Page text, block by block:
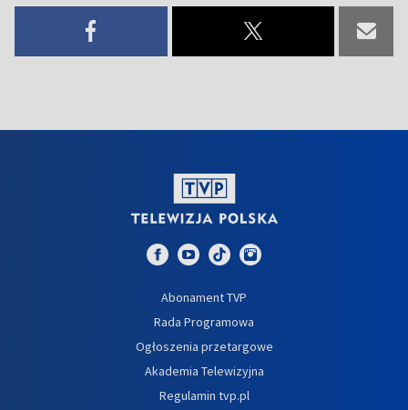
Abonament TVP
Rada Programowa
Ogłoszenia przetargowe
Akademia Telewizyjna
Regulamin tvp.pl